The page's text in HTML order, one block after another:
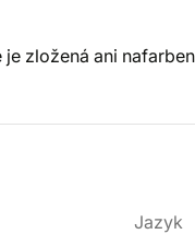
zložená ani
Jazyk